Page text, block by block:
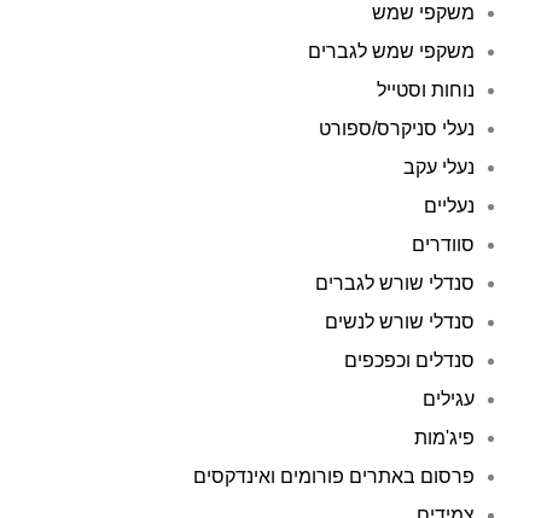
משקפי שמש
משקפי שמש לגברים
נוחות וסטייל
נעלי סניקרס/ספורט
נעלי עקב
נעליים
סוודרים
סנדלי שורש לגברים
סנדלי שורש לנשים
סנדלים וכפכפים
עגילים
פיג'מות
פרסום באתרים פורומים ואינדקסים